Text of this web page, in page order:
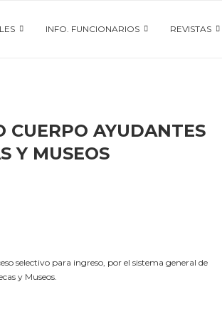
INFO. FUNCIONARIOS REVISTAS
CUERPO AYUDANTES
Y MUSEOS
selectivo para ingreso, por el sistema general de
y Museos.